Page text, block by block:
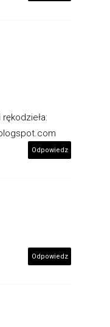
Odpowiedz
Odpowiedz